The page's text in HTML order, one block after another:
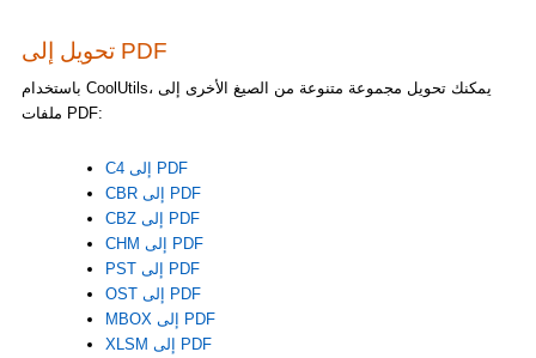
تحويل إلى PDF
باستخدام CoolUtils، يمكنك تحويل مجموعة متنوعة من الصيغ الأخرى إلى
ملفات PDF:
C4 إلى PDF
CBR إلى PDF
CBZ إلى PDF
CHM إلى PDF
PST إلى PDF
OST إلى PDF
MBOX إلى PDF
XLSM إلى PDF